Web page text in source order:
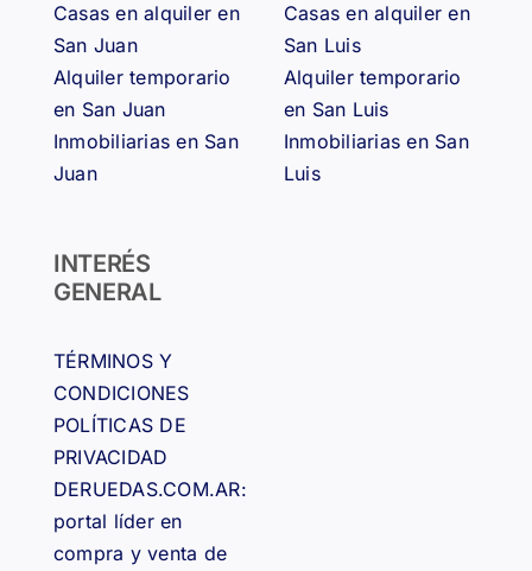
Casas en alquiler en
San Juan
Alquiler temporario
en San Juan
Inmobiliarias en San
Juan
Casas en alquiler en
San Luis
Alquiler temporario
en San Luis
Inmobiliarias en San
Luis
INTERÉS
GENERAL
TÉRMINOS Y
CONDICIONES
POLÍTICAS DE
PRIVACIDAD
DERUEDAS.COM.AR:
portal líder en
compra y venta de